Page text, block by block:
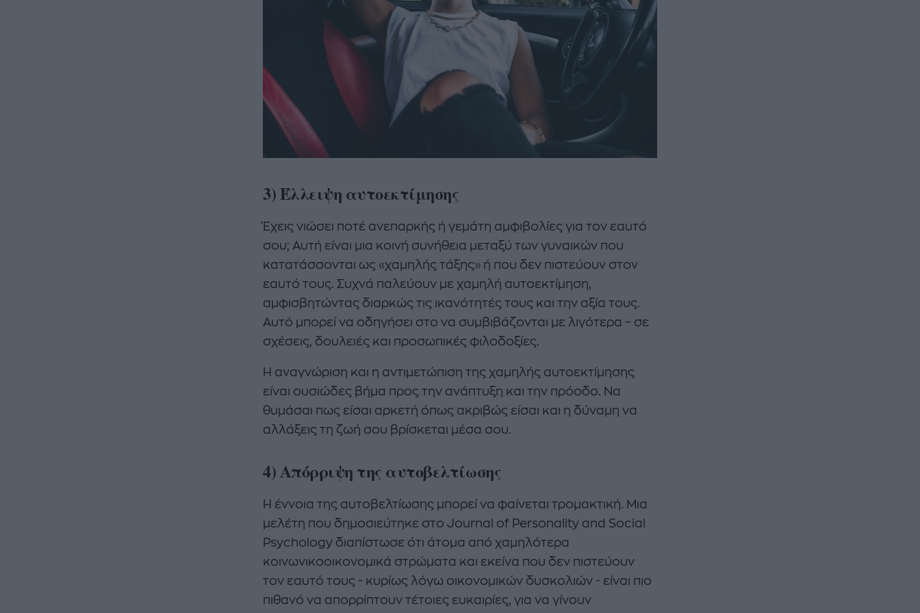
3) Έλλειψη αυτοεκτίμησης
Έχεις νιώσει ποτέ ανεπαρκής ή γεμάτη αμφιβολίες για τον εαυτό
σου; Αυτή είναι μια κοινή συνήθεια μεταξύ των γυναικών που
κατατάσσονται ως «χαμηλής τάξης» ή που δεν πιστεύουν στον
εαυτό τους. Συχνά παλεύουν με χαμηλή αυτοεκτίμηση,
αμφισβητώντας διαρκώς τις ικανότητές τους και την αξία τους.
Αυτό μπορεί να οδηγήσει στο να συμβιβάζονται με λιγότερα – σε
σχέσεις, δουλειές και προσωπικές φιλοδοξίες.
Η αναγνώριση και η αντιμετώπιση της χαμηλής αυτοεκτίμησης
είναι ουσιώδες βήμα προς την ανάπτυξη και την πρόοδο. Να
θυμάσαι πως είσαι αρκετή όπως ακριβώς είσαι και η δύναμη να
αλλάξεις τη ζωή σου βρίσκεται μέσα σου.
4) Απόρριψη της αυτοβελτίωσης
Η έννοια της αυτοβελτίωσης μπορεί να φαίνεται τρομακτική. Μια
μελέτη που δημοσιεύτηκε στο Journal of Personality and Social
Psychology διαπίστωσε ότι άτομα από χαμηλότερα
κοινωνικοοικονομικά στρώματα και εκείνα που δεν πιστεύουν
τον εαυτό τους - κυρίως λόγω οικονομικών δυσκολιών - είναι πιο
πιθανό να απορρίπτουν τέτοιες ευκαιρίες, για να γίνουν